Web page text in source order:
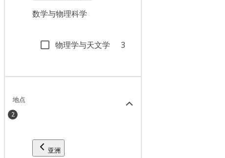
数学与物理科学
物理学与天文学 3
地点
2
亚洲